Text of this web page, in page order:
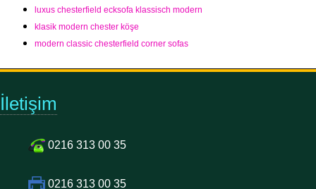
luxus chesterfield ecksofa klassisch modern
klasik modern chester köşe
modern classic chesterfield corner sofas
İletişim
0216 313 00 35
0216 313 00 35